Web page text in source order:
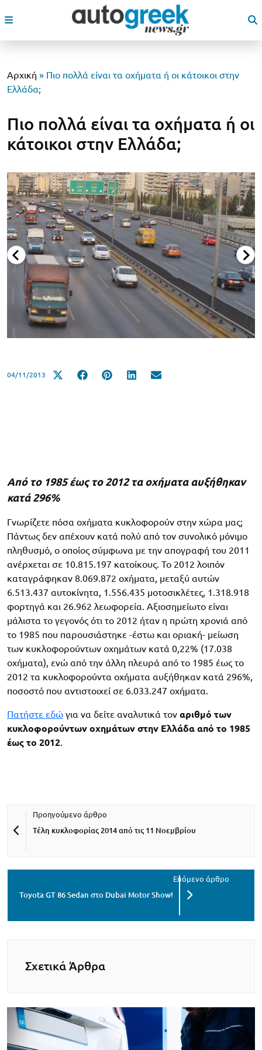
Αρχική » Πιο πολλά είναι τα οχήματα ή οι κάτοικοι στην
Ελλάδα;
Πιο πολλά είναι τα οχήματα ή οι
κάτοικοι στην Ελλάδα;
04/11/2013
Από το 1985 έως το 2012 τα οχήματα αυξήθηκαν
κατά 296%
Γνωρίζετε πόσα οχήματα κυκλοφορούν στην χώρα μας;
Πάντως δεν απέχουν κατά πολύ από τον συνολικό μόνιμο
πληθυσμό, ο οποίος σύμφωνα με την απογραφή του 2011
ανέρχεται σε 10.815.197 κατοίκους. Το 2012 λοιπόν
καταγράφηκαν 8.069.872 οχήματα, μεταξύ αυτών
6.513.437 αυτοκίνητα, 1.556.435 μοτοσικλέτες, 1.318.918
φορτηγά και 26.962 λεωφορεία. Αξιοσημείωτο είναι
μάλιστα το γεγονός ότι το 2012 ήταν η πρώτη χρονιά από
το 1985 που παρουσιάστηκε -έστω και οριακή- μείωση
των κυκλοφορούντων οχημάτων κατά 0,22% (17.038
οχήματα), ενώ από την άλλη πλευρά από το 1985 έως το
2012 τα κυκλοφορούντα οχήματα αυξήθηκαν κατά 296%,
ποσοστό που αντιστοιχεί σε 6.033.247 οχήματα.
Πατήστε εδώ για να δείτε αναλυτικά τον αριθμό των
κυκλοφορούντων οχημάτων στην Ελλάδα από το 1985
έως το 2012.
Τέλη κυκλοφορίας 2014 από τις 11 Νοεμβρίου
Toyota GT 86 Sedan στο Dubai Motor Show!
Σχετικά Άρθρα